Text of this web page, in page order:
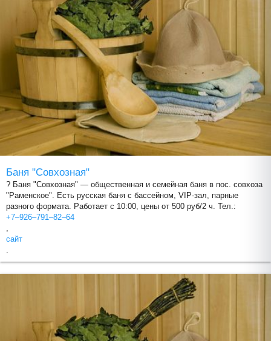
Баня "Совхозная"
? Баня "Совхозная" — общественная и семейная баня в пос. совхоза
"Раменское". Есть русская баня с бассейном, VIP-зал, парные
разного формата. Работает с 10:00, цены от 500 руб/2 ч. Тел.:
+7‒926‒791‒82‒64
,
сайт
.